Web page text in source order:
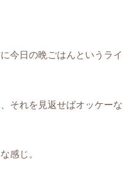
今日の晩ごはんというライ
それを見返せばオッケーな
感じ。